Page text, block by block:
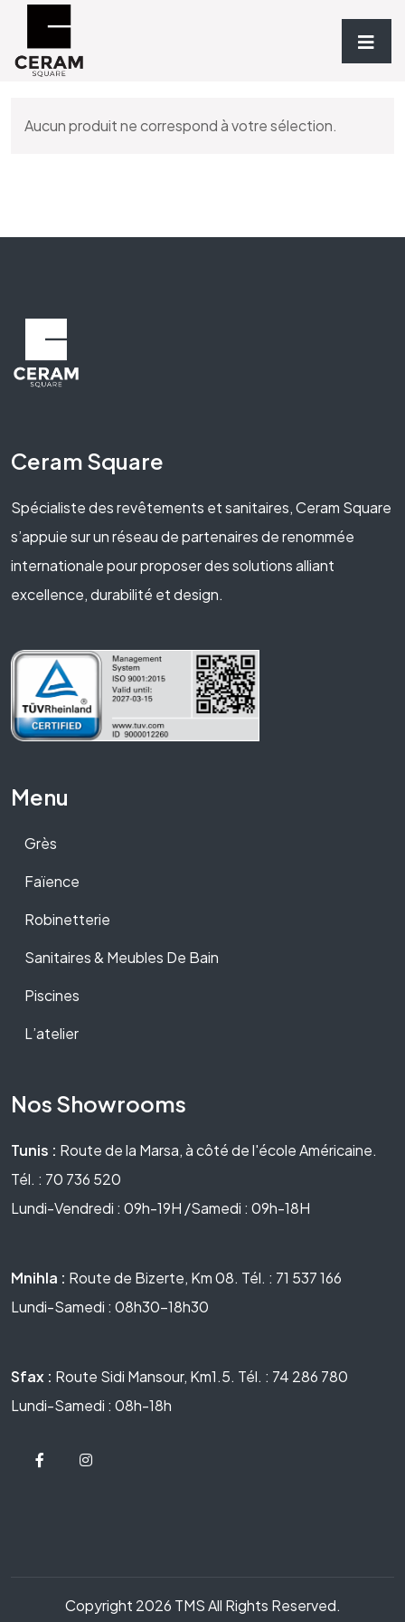
Accueil/Robinetterie
Aucun produit ne correspond à votre sélection.
Ceram Square
Spécialiste des revêtements et sanitaires, Ceram Square
s’appuie sur un réseau de partenaires de renommée
internationale pour proposer des solutions alliant
excellence, durabilité et design.
Menu
Grès
Faïence
Robinetterie
Sanitaires & Meubles De Bain
Piscines
L’atelier
Nos Showrooms
Tunis : Route de la Marsa, à côté de l'école Américaine.
Tél. : 70 736 520
Lundi-Vendredi : 09h-19H /Samedi : 09h-18H
Mnihla : Route de Bizerte, Km 08. Tél. : 71 537 166
Lundi-Samedi : 08h30-18h30
Sfax : Route Sidi Mansour, Km1.5. Tél. : 74 286 780
Lundi-Samedi : 08h-18h
Copyright 2026 TMS All Rights Reserved.